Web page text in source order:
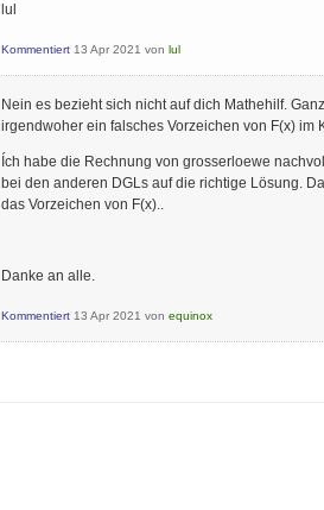
lul
Kommentiert 13 Apr 2021 von lul
Nein es bezieht sich nicht auf dich Mathehilf.
irgendwoher ein falsches Vorzeichen von F(x) im
Ích habe die Rechnung von grosserloewe
bei den anderen DGLs auf die richtige Lösung.
das Vorzeichen von F(x)..
Danke an alle.
Kommentiert 13 Apr 2021 von equinox